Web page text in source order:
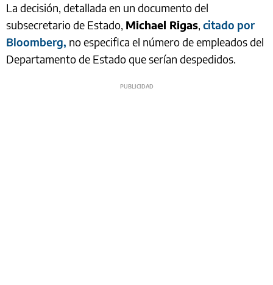
La decisión, detallada en un documento del
subsecretario de Estado, Michael Rigas, citado por
Bloomberg, no especifica el número de empleados del
Departamento de Estado que serían despedidos.